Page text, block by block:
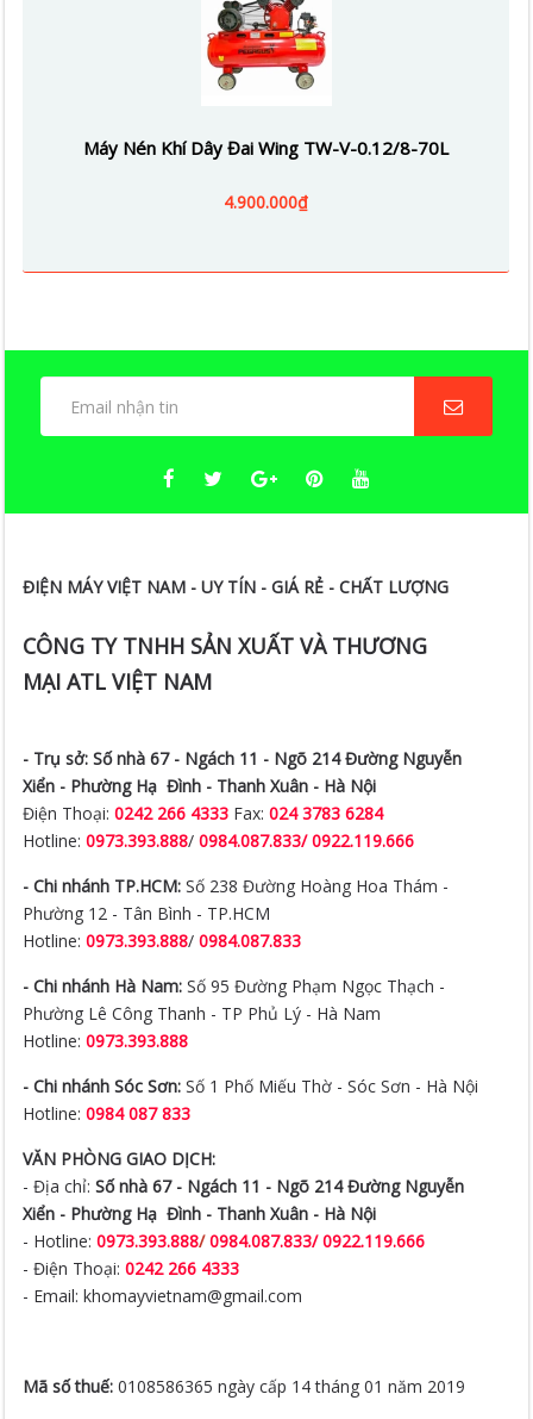
Máy Nén Khí Dây Đai Wing TW-V-0.12/8-70L
4.900.000₫
ĐIỆN MÁY VIỆT NAM - UY TÍN - GIÁ RẺ - CHẤT LƯỢNG
CÔNG TY TNHH SẢN XUẤT VÀ THƯƠNG
MẠI ATL VIỆT NAM
- Trụ sở: Số nhà 67 - Ngách 11 - Ngõ 214 Đường Nguyễn
Xiển - Phường Hạ Đình - Thanh Xuân - Hà Nội
Điện Thoại:0242 266 4333 Fax:024 3783 6284
Hotline:0973.393.888/0984.087.833/ 0922.119.666
- Chi nhánh TP.HCM: Số 238 Đường Hoàng Hoa Thám -
Phường 12 - Tân Bình - TP.HCM
Hotline:0973.393.888/0984.087.833
- Chi nhánh Hà Nam: Số 95 Đường Phạm Ngọc Thạch -
Phường Lê Công Thanh - TP Phủ Lý - Hà Nam
Hotline:0973.393.888
- Chi nhánh Sóc Sơn: Số 1 Phố Miếu Thờ - Sóc Sơn - Hà Nội
Hotline:0984 087 833
VĂN PHÒNG GIAO DỊCH:
- Địa chỉ:Số nhà 67 - Ngách 11 - Ngõ 214 Đường Nguyễn
Xiển - Phường Hạ Đình - Thanh Xuân - Hà Nội
- Hotline:0973.393.888/ 0984.087.833/ 0922.119.666
- Điện Thoại:0242 266 4333
- Email: khomayvietnam@gmail.com
Mã số thuế:0108586365 ngày cấp 14 tháng 01 năm 2019